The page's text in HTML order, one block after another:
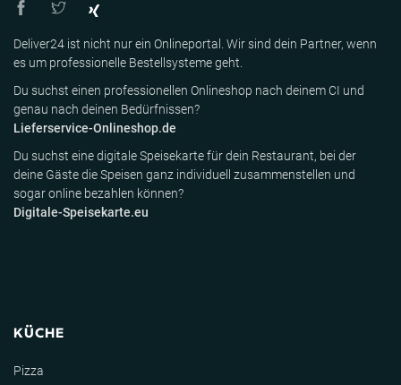
Deliver24 ist nicht nur ein Onlineportal. Wir sind dein Partner, wenn
es um professionelle Bestellsysteme geht.
Du suchst einen professionellen Onlineshop nach deinem CI und
genau nach deinen Bedürfnissen?
Lieferservice-Onlineshop.de
Du suchst eine digitale Speisekarte für dein Restaurant, bei der
deine Gäste die Speisen ganz individuell zusammenstellen und
sogar online bezahlen können?
Digitale-Speisekarte.eu
KÜCHE
Pizza